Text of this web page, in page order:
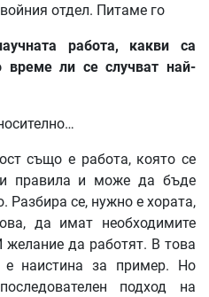
отдел. Питаме го
работа, какви са
време ли се случват най-
също е работа, която се
правила и може да бъде
Разбира се, нужно е хората,
да имат необходимите
да работят. В това
наистина за пример. Но
подход на